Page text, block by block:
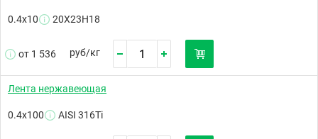
0.4х10 20Х23Н18
от 1 536 руб/кг
Лента нержавеющая
0.4х100 AISI 316Ti